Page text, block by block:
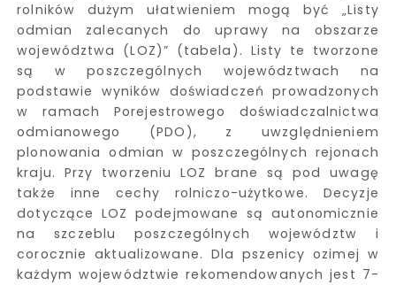
rolników dużym ułatwieniem mogą być „Listy
odmian zalecanych do uprawy na obszarze
województwa (LOZ)” (tabela). Listy te tworzone
są w poszczególnych województwach na
podstawie wyników doświadczeń prowadzonych
w ramach Porejestrowego doświadczalnictwa
odmianowego (PDO), z uwzględnieniem
plonowania odmian w poszczególnych rejonach
kraju. Przy tworzeniu LOZ brane są pod uwagę
także inne cechy rolniczo-użytkowe. Decyzje
dotyczące LOZ podejmowane są autonomicznie
na szczeblu poszczególnych województw i
corocznie aktualizowane. Dla pszenicy ozimej w
każdym województwie rekomendowanych jest 7-